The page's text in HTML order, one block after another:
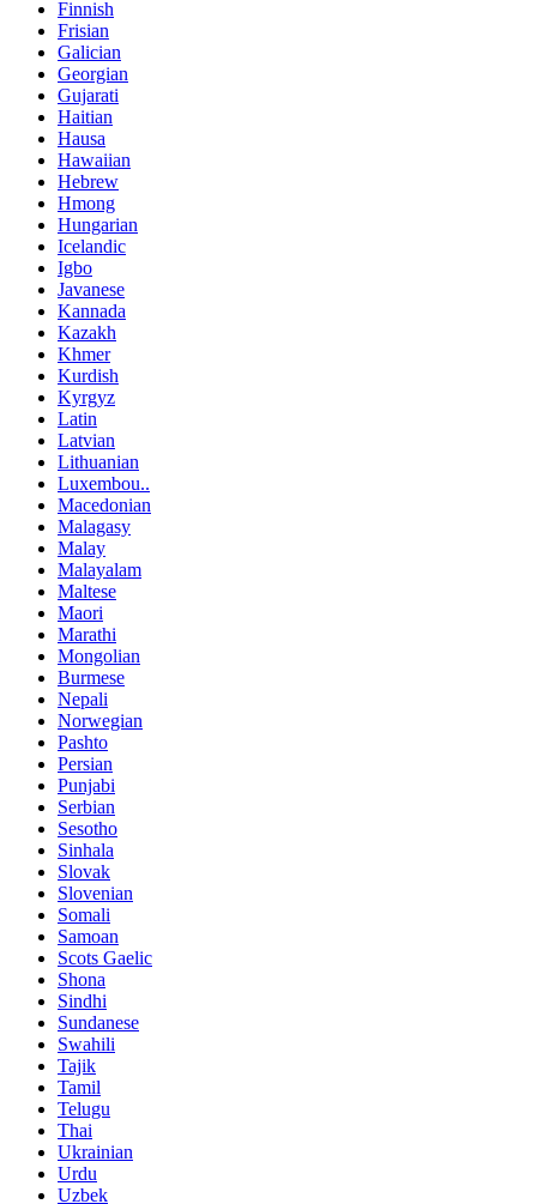
Finnish
Frisian
Galician
Georgian
Gujarati
Haitian
Hausa
Hawaiian
Hebrew
Hmong
Hungarian
Icelandic
Igbo
Javanese
Kannada
Kazakh
Khmer
Kurdish
Kyrgyz
Latin
Latvian
Lithuanian
Luxembou..
Macedonian
Malagasy
Malay
Malayalam
Maltese
Maori
Marathi
Mongolian
Burmese
Nepali
Norwegian
Pashto
Persian
Punjabi
Serbian
Sesotho
Sinhala
Slovak
Slovenian
Somali
Samoan
Scots Gaelic
Shona
Sindhi
Sundanese
Swahili
Tajik
Tamil
Telugu
Thai
Ukrainian
Urdu
Uzbek